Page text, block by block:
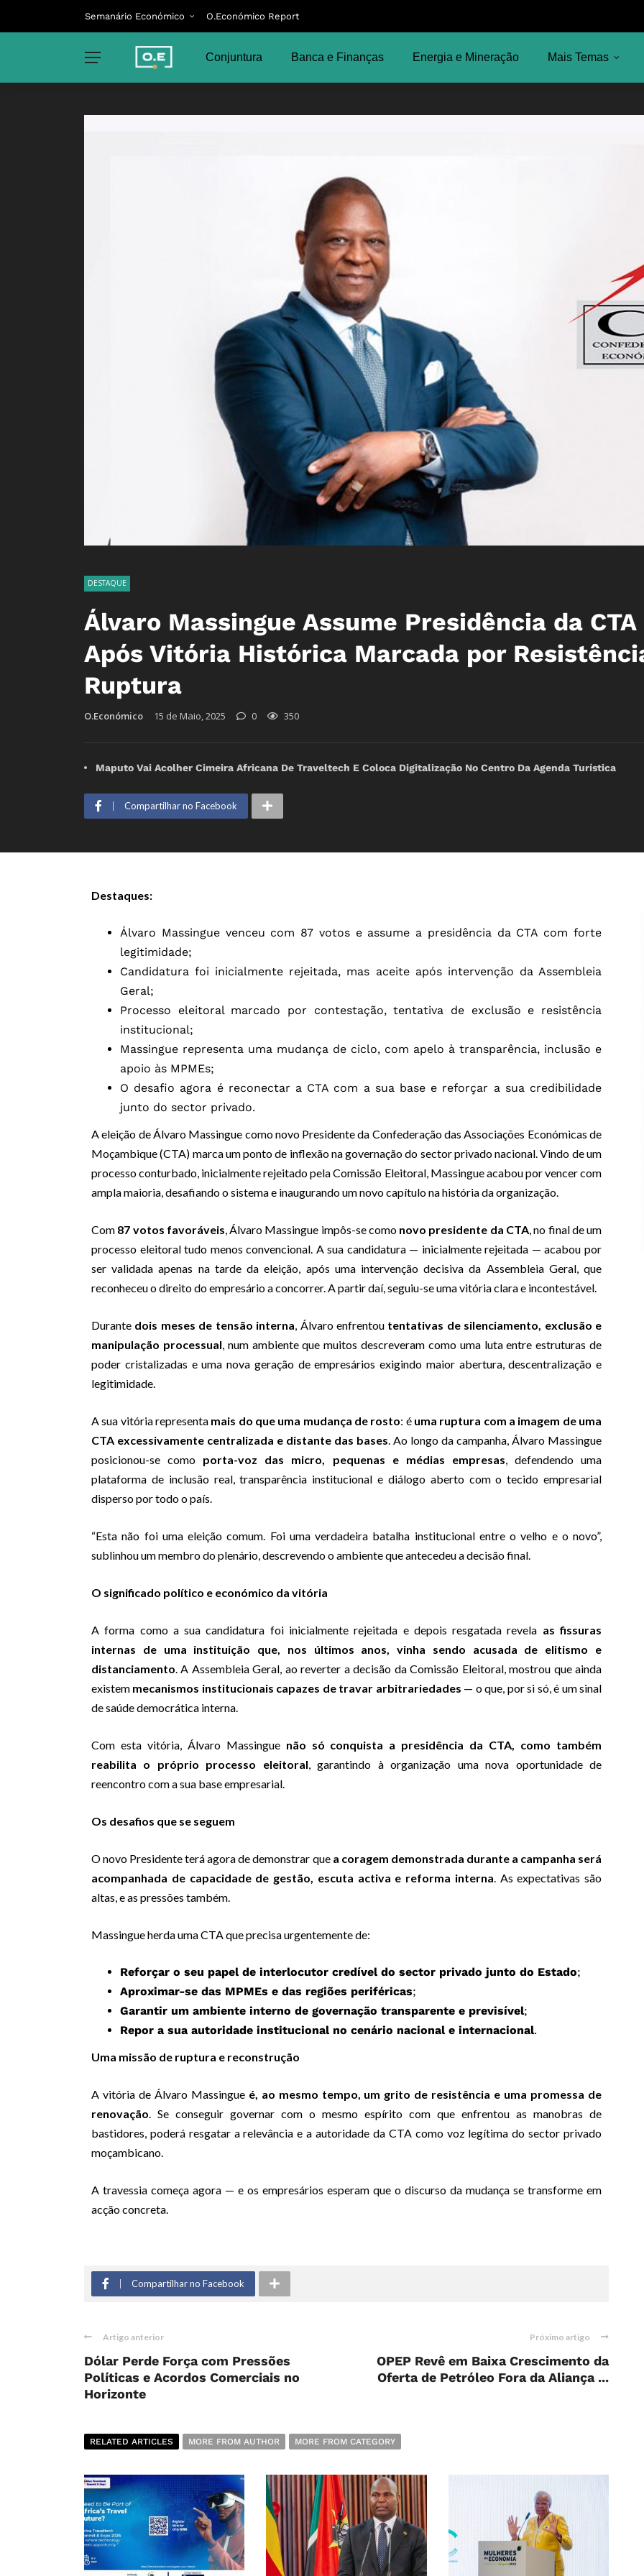
Semanário Económico O.Económico Report
Conjuntura Banca e Finanças Energia e Mineração Mais Temas
DESTAQUE
Álvaro Massingue Assume Presidência da CTA
Após Vitória Histórica Marcada por
Ruptura
O.Económico 15 de Maio, 2025 0 350
Maputo Vai Acolher Cimeira Africana De Traveltech E Coloca Digitalização No Centro Da Agenda Turística
Compartilhar no Facebook
Destaques:
Álvaro Massingue venceu com 87 votos e assume a presidência da CTA com forte
legitimidade;
Candidatura foi inicialmente rejeitada, mas aceite após intervenção da Assembleia
Geral;
Processo eleitoral marcado por contestação, tentativa de exclusão e resistência
institucional;
Massingue representa uma mudança de ciclo, com apelo à transparência, inclusão e
apoio às MPMEs;
O desafio agora é reconectar a CTA com a sua base e reforçar a sua credibilidade
junto do sector privado.
A eleição de Álvaro Massingue como novo Presidente da Confederação das Associações Económicas de
Moçambique (CTA) marca um ponto de inflexão na governação do sector privado nacional. Vindo de um
processo conturbado, inicialmente rejeitado pela Comissão Eleitoral, Massingue acabou por vencer com
ampla maioria, desafiando o sistema e inaugurando um novo capítulo na história da organização.
Com 87 votos favoráveis, Álvaro Massingue impôs-se como novo presidente da CTA, no final de um
processo eleitoral tudo menos convencional. A sua candidatura — inicialmente rejeitada — acabou por
ser validada apenas na tarde da eleição, após uma intervenção decisiva da Assembleia Geral, que
reconheceu o direito do empresário a concorrer. A partir daí, seguiu-se uma vitória clara e incontestável.
Durante dois meses de tensão interna, Álvaro enfrentou tentativas de silenciamento, exclusão e
manipulação processual, num ambiente que muitos descreveram como uma luta entre estruturas de
poder cristalizadas e uma nova geração de empresários exigindo maior abertura, descentralização e
legitimidade.
A sua vitória representa mais do que uma mudança de rosto: é uma ruptura com a imagem de uma
CTA excessivamente centralizada e distante das bases. Ao longo da campanha, Álvaro Massingue
posicionou-se como porta-voz das micro, pequenas e médias empresas, defendendo uma
plataforma de inclusão real, transparência institucional e diálogo aberto com o tecido empresarial
disperso por todo o país.
“Esta não foi uma eleição comum. Foi uma verdadeira batalha institucional entre o velho e o novo”,
sublinhou um membro do plenário, descrevendo o ambiente que antecedeu a decisão final.
O significado político e económico da vitória
A forma como a sua candidatura foi inicialmente rejeitada e depois resgatada revela as fissuras
internas de uma instituição que, nos últimos anos, vinha sendo acusada de elitismo e
distanciamento. A Assembleia Geral, ao reverter a decisão da Comissão Eleitoral, mostrou que ainda
existem mecanismos institucionais capazes de travar arbitrariedades — o que, por si só, é um sinal
de saúde democrática interna.
Com esta vitória, Álvaro Massingue não só conquista a presidência da CTA, como também
reabilita o próprio processo eleitoral, garantindo à organização uma nova oportunidade de
reencontro com a sua base empresarial.
Os desafios que se seguem
O novo Presidente terá agora de demonstrar que a coragem demonstrada durante a campanha será
acompanhada de capacidade de gestão, escuta activa e reforma interna. As expectativas são
altas, e as pressões também.
Massingue herda uma CTA que precisa urgentemente de:
Reforçar o seu papel de interlocutor credível do sector privado junto do Estado;
Aproximar-se das MPMEs e das regiões periféricas;
Garantir um ambiente interno de governação transparente e previsível;
Repor a sua autoridade institucional no cenário nacional e internacional.
Uma missão de ruptura e reconstrução
A vitória de Álvaro Massingue é, ao mesmo tempo, um grito de resistência e uma promessa de
renovação. Se conseguir governar com o mesmo espírito com que enfrentou as manobras de
bastidores, poderá resgatar a relevância e a autoridade da CTA como voz legítima do sector privado
moçambicano.
A travessia começa agora — e os empresários esperam que o discurso da mudança se transforme em
acção concreta.
Compartilhar no Facebook
Artigo anterior
Dólar Perde Força com Pressões
Políticas e Acordos Comerciais no
Horizonte
Próximo artigo
OPEP Revê em Baixa Crescimento da
Oferta de Petróleo Fora da Aliança ...
RELATED ARTICLES MORE FROM AUTHOR MORE FROM CATEGORY